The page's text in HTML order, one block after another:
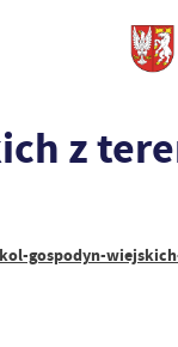
z
gospodyn-